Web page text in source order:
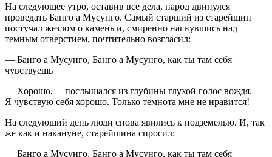
На следующее утро, оставив все дела, народ двинулся
проведать Банго а Мусунго. Самый старший из старейшин
постучал жезлом о камень и, смиренно нагнувшись над
темным отверстием, почтительно возгласил:
— Банго а Мусунго, Банго а Мусунго, как ты там себя
чувствуешь
— Хорошо,— послышался из глубины глухой голос вождя.—
Я чувствую себя хорошо. Только темнота мне не нравится!
На следующий день люди снова явились к подземелью. И, так
же как и накануне, старейшина спросил:
— Банго а Мусунго, Банго а Мусунго, как ты там себя